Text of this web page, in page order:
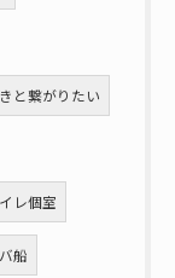
と繋がりたい
レ個室
船